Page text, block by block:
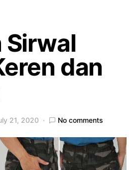
Sirwal
dan
21, 2020 No comments